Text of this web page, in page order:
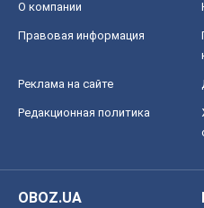
О компании
Правовая информация
Реклама на сайте
Редакционная политика
OBOZ.UA